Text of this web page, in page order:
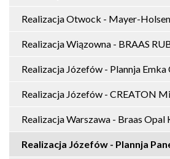
Realizacja Otwock - Mayer-
Realizacja Wiązowna - BRAAS
Realizacja Józefów - Plannja Emka
Realizacja Józefów - CREATON
Realizacja Warszawa - Braas Opal
Realizacja Józefów - Plannja